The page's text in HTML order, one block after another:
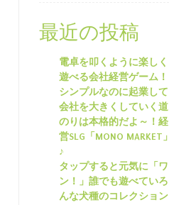
最近の投稿
電卓を叩くように楽しく
遊べる会社経営ゲーム！
シンプルなのに起業して
会社を大きくしていく道
のりは本格的だよ～！経
営SLG「MONO MARKET」
♪
タップすると元気に「ワ
ン！」誰でも遊べていろ
んな犬種のコレクション